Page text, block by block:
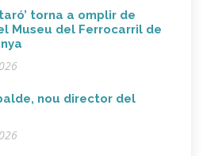
torna a omplir de
Museu del Ferrocarril de
nou director del